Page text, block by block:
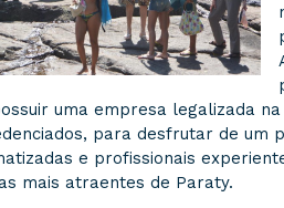
uma empresa legalizada
para desfrutar de um
e profissionais
mais atraentes de Paraty.